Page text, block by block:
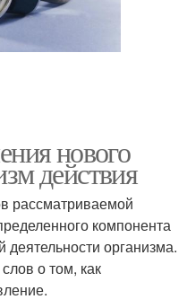
нового
действия
рассматриваемой
компонента
деятельности организма.
о том, как